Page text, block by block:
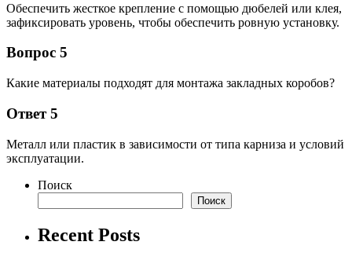
Обеспечить жесткое крепление с помощью дюбелей или клея,
зафиксировать уровень, чтобы обеспечить ровную установку.
Вопрос 5
Какие материалы подходят для монтажа закладных коробов?
Ответ 5
Металл или пластик в зависимости от типа карниза и условий
эксплуатации.
Поиск
Поиск
Recent Posts